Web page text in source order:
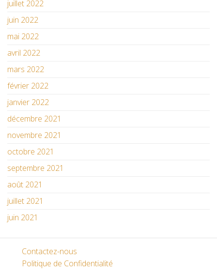
juillet 2022
juin 2022
mai 2022
avril 2022
mars 2022
février 2022
janvier 2022
décembre 2021
novembre 2021
octobre 2021
septembre 2021
août 2021
juillet 2021
juin 2021
Contactez-nous
Politique de Confidentialité